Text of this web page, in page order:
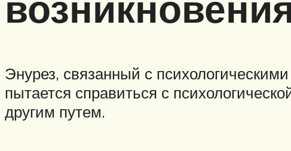
Энурез, связанный с
пытается справиться с
другим путем.